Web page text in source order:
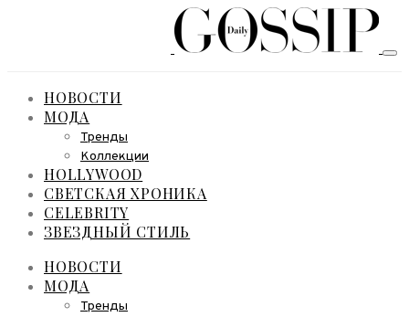
НОВОСТИ
МОДА
Тренды
Коллекции
HOLLYWOOD
СВЕТСКАЯ ХРОНИКА
CELEBRITY
ЗВЕЗДНЫЙ СТИЛЬ
НОВОСТИ
МОДА
Тренды